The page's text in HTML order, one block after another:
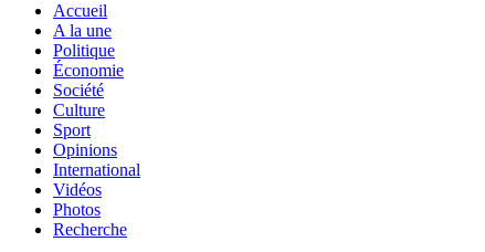
Accueil
A la une
Politique
Économie
Société
Culture
Sport
Opinions
International
Vidéos
Photos
Recherche